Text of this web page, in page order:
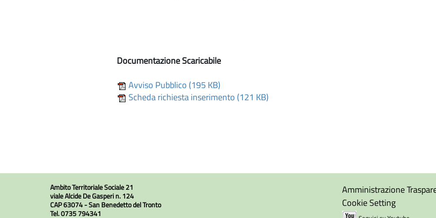
Documentazione Scaricabile
Avviso Pubblico (195 KB)
Scheda richiesta inserimento (121 KB)
Ambito Territoriale Sociale 21
viale Alcide De Gasperi n. 124
CAP 63074 - San Benedetto del Tronto
Tel. 0735 794341
Amministrazione
Cookie Setting